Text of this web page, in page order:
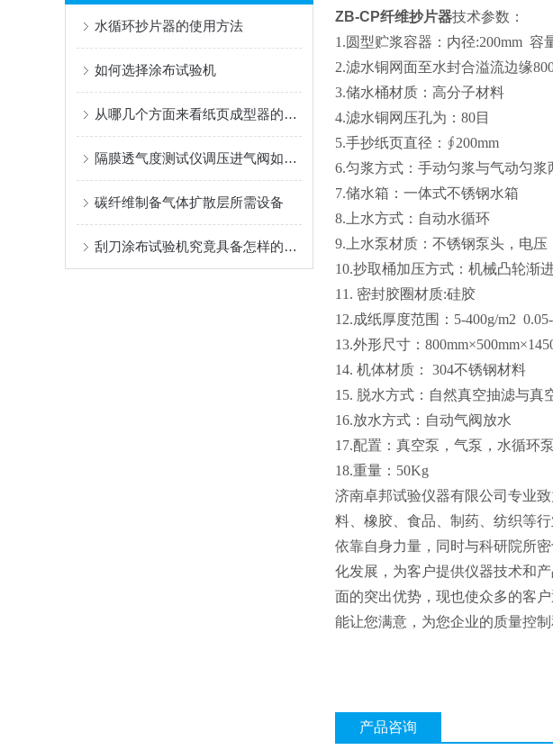
水循环抄片器的使用方法
如何选择涂布试验机
从哪几个方面来看纸页成型器的稳定性
隔膜透气度测试仪调压进气阀如何精准调节？
碳纤维制备气体扩散层所需设备
刮刀涂布试验机究竟具备怎样的结构特点？
ZB-CP纤维抄片器技术参数：
1.圆型贮浆容器 ： 内径:200mm 容
2.滤水铜网面至水封合溢流边缘
3.储水桶材质：高分子材料
4.滤水铜网压孔为 ： 80目
5.手抄纸页直径：∮200mm
6.匀浆方式：手动匀浆与气动匀浆
7.储水箱：一体式不锈钢水箱
8. 上水方式：自动水循环
9.上水泵材质：不锈钢泵头，电
10.抄取桶加压方式：机械凸轮渐
11 . 密封胶圈材质:硅胶
1 2.成纸厚度范围： 5-400g/m2
13.外形尺寸： 800mm×500mm×1
14. 机体材质：
304不锈钢材料
1 5. 脱水方式：自然真空抽滤与真
16.放水方式：自动气阀放水
17.配置：真空泵，气泵，水循环泵
18.重量：50Kg
济南卓邦试验仪器有限公司专业
料、橡胶、食品、制药、纺织等
依靠自身力量，同时与科研院所
化发展，为客户提供仪器技术和
面的突出优势，现也使众多的客
能让您满意，为您企业的质量控制
产品咨询